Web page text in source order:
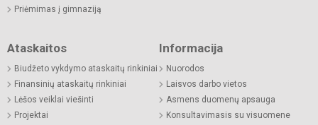
Priėmimas į gimnaziją
Ataskaitos
Biudžeto vykdymo ataskaitų rinkiniai
Finansinių ataskaitų rinkiniai
Lėšos veiklai viešinti
Projektai
Informacija
Nuorodos
Laisvos darbo vietos
Asmens duomenų apsauga
Konsultavimasis su visuomene